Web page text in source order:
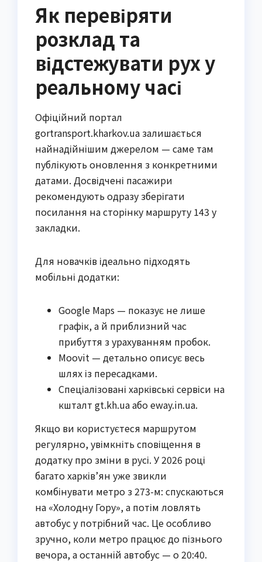
Як перевіряти
розклад та
відстежувати рух у
реальному часі
Офіційний портал
gortransport.kharkov.ua залишається
найнадійнішим джерелом — саме там
публікують оновлення з конкретними
датами. Досвідчені пасажири
рекомендують одразу зберігати
посилання на сторінку маршруту 143 у
закладки.
Для новачків ідеально підходять
мобільні додатки:
Google Maps — показує не лише
графік, а й приблизний час
прибуття з урахуванням пробок.
Moovit — детально описує весь
шлях із пересадками.
Спеціалізовані харківські сервіси на
кшталт gt.kh.ua або eway.in.ua.
Якщо ви користуєтеся маршрутом
регулярно, увімкніть сповіщення в
додатку про зміни в русі. У 2026 році
багато харків’ян уже звикли
комбінувати метро з 273-м: спускаються
на «Холодну Гору», а потім ловлять
автобус у потрібний час. Це особливо
зручно, коли метро працює до пізнього
вечора, а останній автобус — о 20:40.